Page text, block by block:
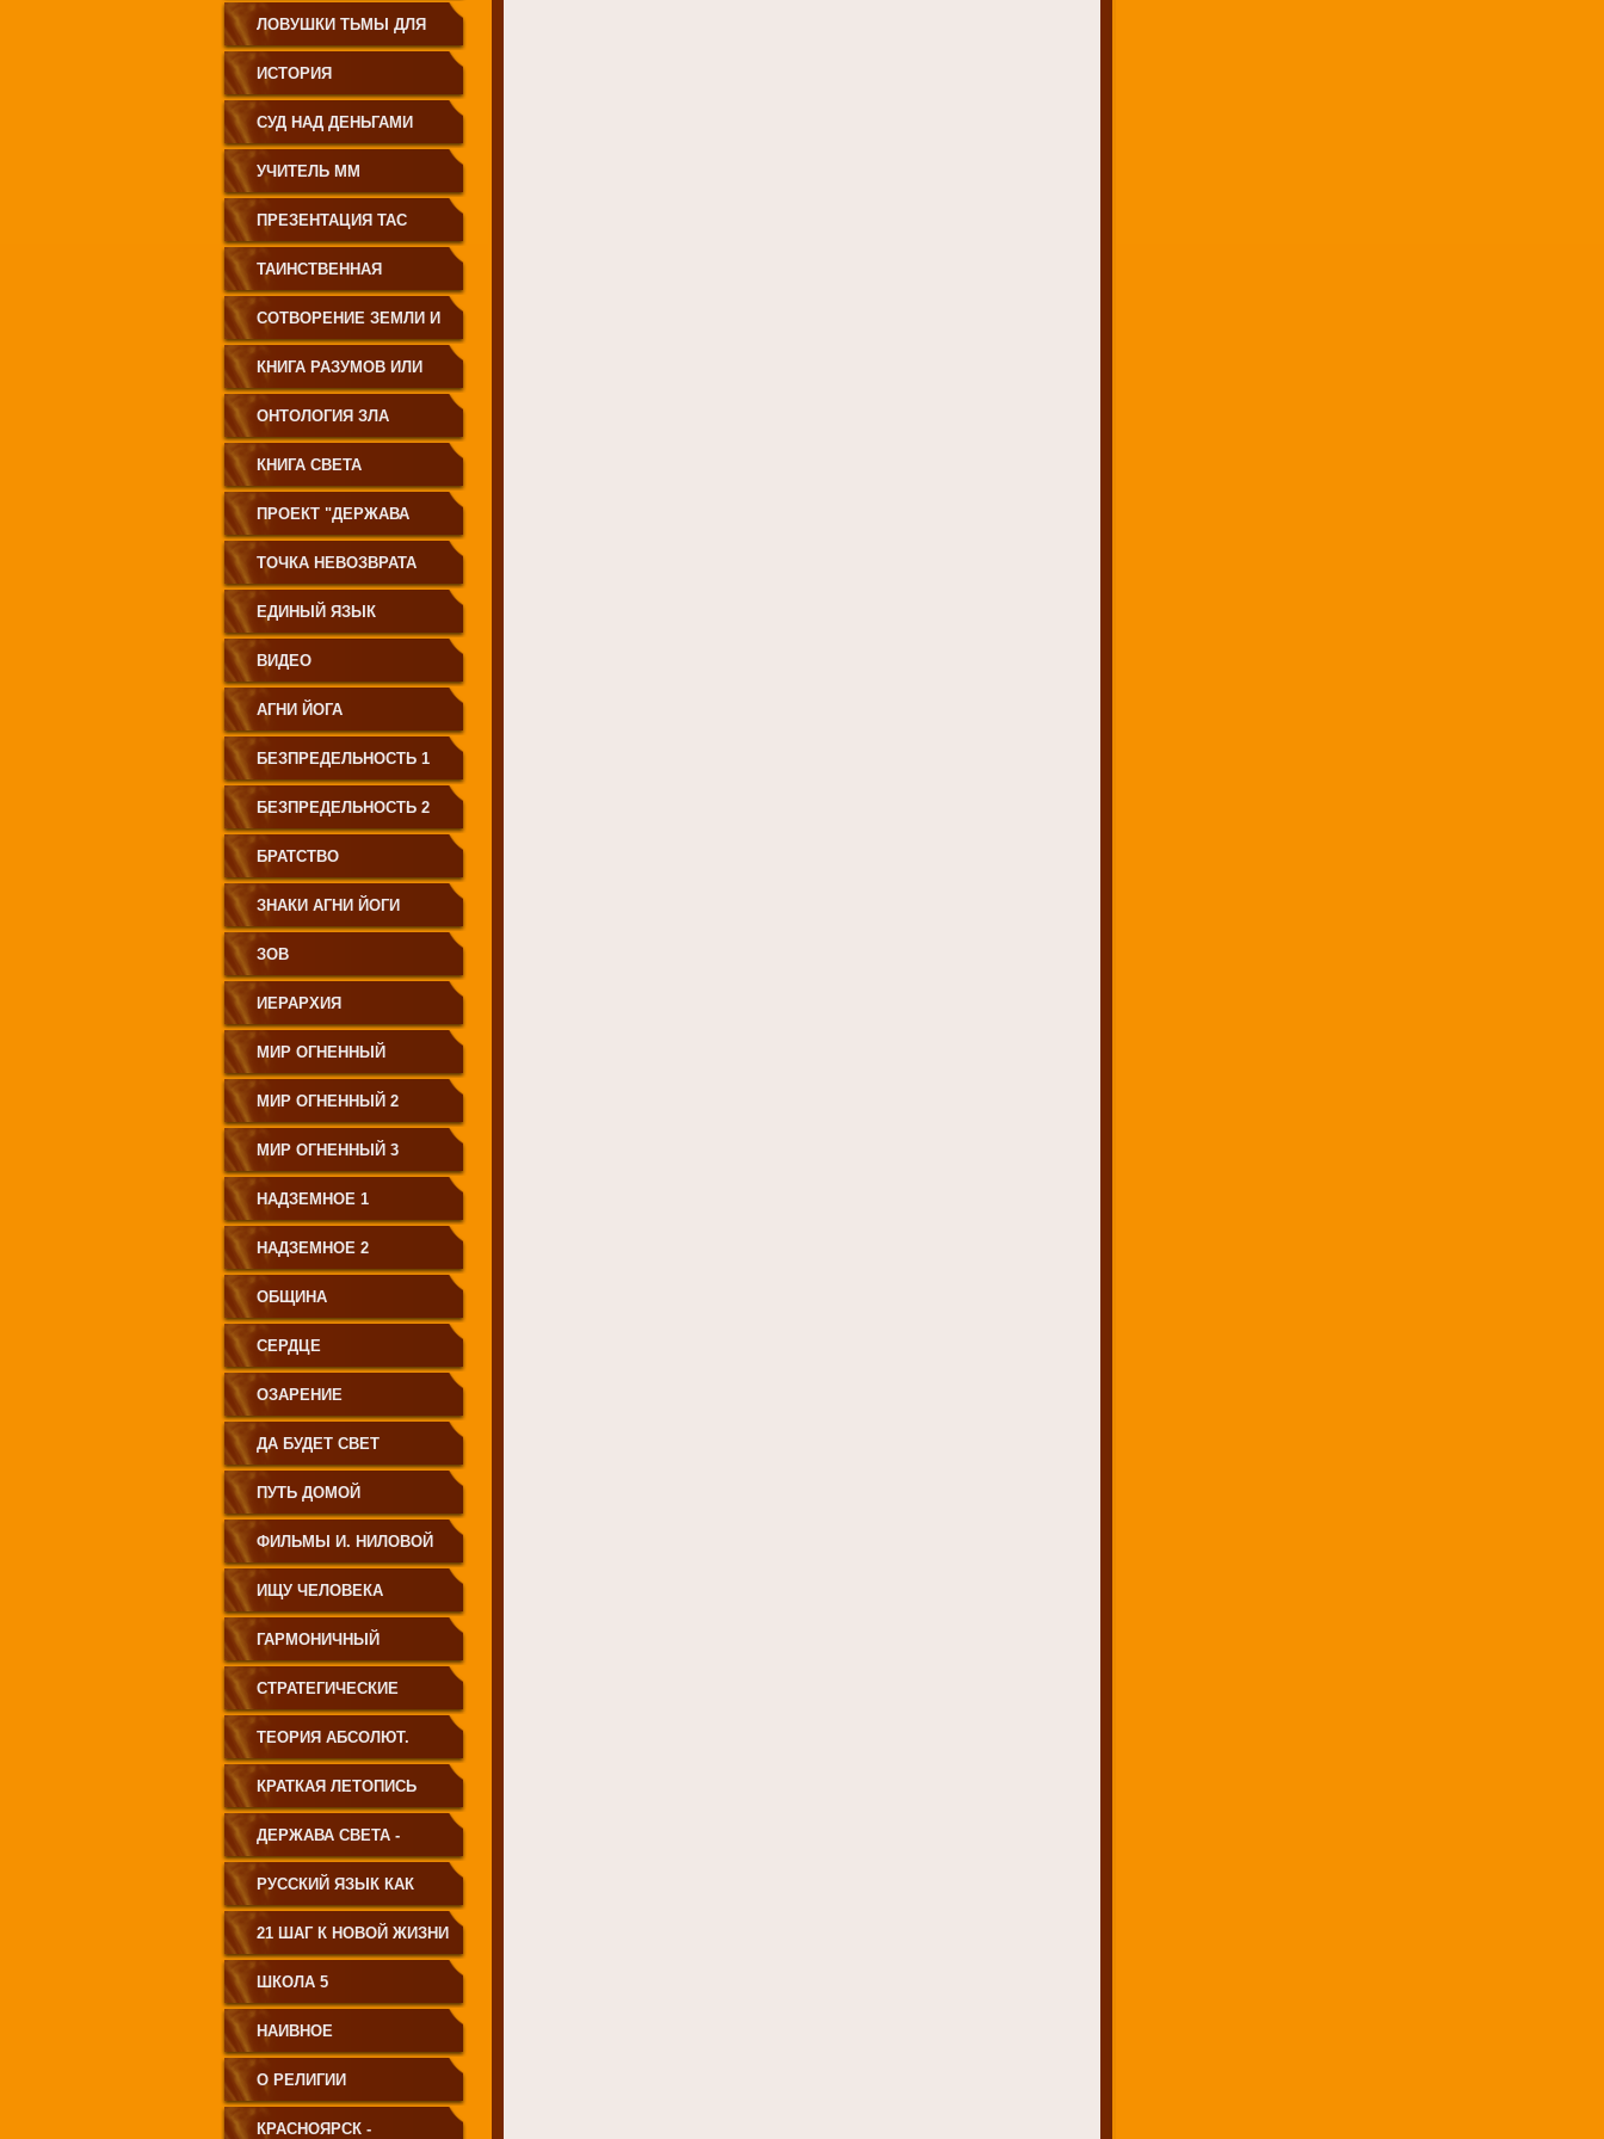
ЗЕМЛЕДЕЛИЕ
ЛОВУШКИ ТЬМЫ ДЛЯ
МОЛОДЁЖИ
ИСТОРИЯ
ПРОИСХОЖДЕНИЯ
РУССКОГО НАРОДА
СУД НАД ДЕНЬГАМИ
УЧИТЕЛЬ ММ
ПРЕЗЕНТАЦИЯ ТАС
ТАИНСТВЕННАЯ
СИБИРЬ
СОТВОРЕНИЕ ЗЕМЛИ И
ЕЁ ЖИТЕЛЕЙ
КНИГА РАЗУМОВ ИЛИ
ПОЛЕЙ
ОНТОЛОГИЯ ЗЛА
КНИГА СВЕТА
ПРОЕКТ "ДЕРЖАВА
СВЕТА"
ТОЧКА НЕВОЗВРАТА
ЕДИНЫЙ ЯЗЫК
ЧЕЛОВЕЧЕСТВА
ВИДЕО
АГНИ ЙОГА
БЕЗПРЕДЕЛЬНОСТЬ 1
БЕЗПРЕДЕЛЬНОСТЬ 2
БРАТСТВО
ЗНАКИ АГНИ ЙОГИ
ЗОВ
ИЕРАРХИЯ
МИР ОГНЕННЫЙ
МИР ОГНЕННЫЙ 2
МИР ОГНЕННЫЙ 3
НАДЗЕМНОЕ 1
НАДЗЕМНОЕ 2
ОБЩИНА
СЕРДЦЕ
ОЗАРЕНИЕ
ДА БУДЕТ СВЕТ
ПУТЬ ДОМОЙ
ФИЛЬМЫ И. НИЛОВОЙ
ИЩУ ЧЕЛОВЕКА
ГАРМОНИЧНЫЙ
ЧЕЛОВЕК
СТРАТЕГИЧЕСКИЕ
ЧЕРТЫ УКЛАДА
ГОСУДАРСТВА
ПРИНЦИПИАЛЬНО
НОВОГО ТИПА
ТЕОРИЯ АБСОЛЮТ.
СВЕТА
КРАТКАЯ ЛЕТОПИСЬ
ЧЕЛОВЕЧЕСТВА
ДЕРЖАВА СВЕТА -
ВЕНЕЦ ЧЕЛОВЕЧЕСТВА
РУССКИЙ ЯЗЫК КАК
ЧАСТЬ МАТРИЦЫ
ТВОРЕНИЯ
21 ШАГ К НОВОЙ ЖИЗНИ
ШКОЛА 5
НАИВНОЕ
СВЕТОПРЕДСТАВЛЕНИЕ
О РЕЛИГИИ
КРАСНОЯРСК -